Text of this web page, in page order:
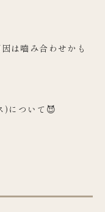
は嚙み合わせかも
)について😈